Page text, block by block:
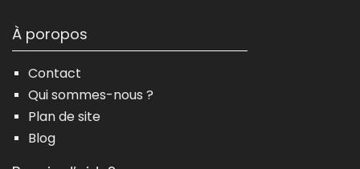
À poropos
Contact
Qui sommes-nous ?
Plan de site
Blog